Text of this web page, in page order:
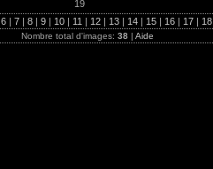
19
6 | 7 | 8 | 9 | 10 | 11 | 12 | 13 | 14 | 15 | 16 | 17 | 18
Nombre total d'images: 38 | Aide